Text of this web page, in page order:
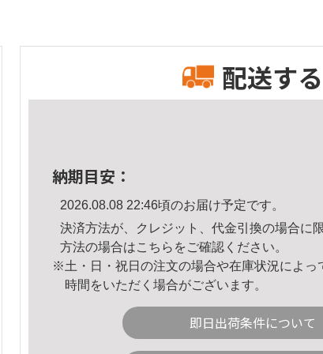
配送する
納期目安：
2026.08.08 22:46頃のお届け予定です。
決済方法が、クレジット、代金引換の場合に
方法の場合はこちら をご確認ください。
※土・日・祝日の注文の場合や在庫状況によっ
時間をいただく場合がございます。
即日出荷条件について